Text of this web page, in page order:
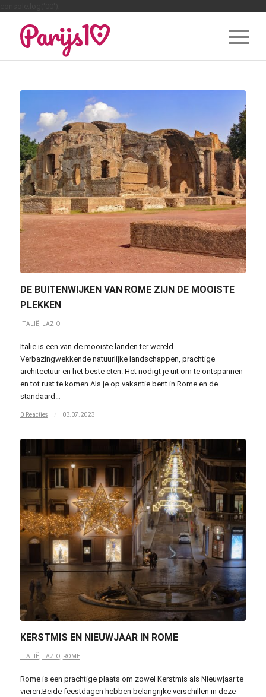
DE BUITENWIJKEN VAN ROME ZIJN DE MOOISTE
PLEKKEN
ITALIË, LAZIO
Italië is een van de mooiste landen ter wereld.
Verbazingwekkende natuurlijke landschappen, prachtige
architectuur en het beste eten. Het nodigt je uit om te ontspannen
en tot rust te komen.Als je op vakantie bent in Rome en de
standaard…
0 Reacties / 03.07.2023
KERSTMIS EN NIEUWJAAR IN ROME
ITALIË, LAZIO, ROME
Rome is een prachtige plaats om zowel Kerstmis als Nieuwjaar te
vieren.Beide feestdagen hebben belangrijke verschillen in deze